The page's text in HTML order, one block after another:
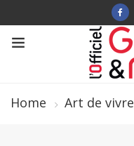
Home Art de vivre